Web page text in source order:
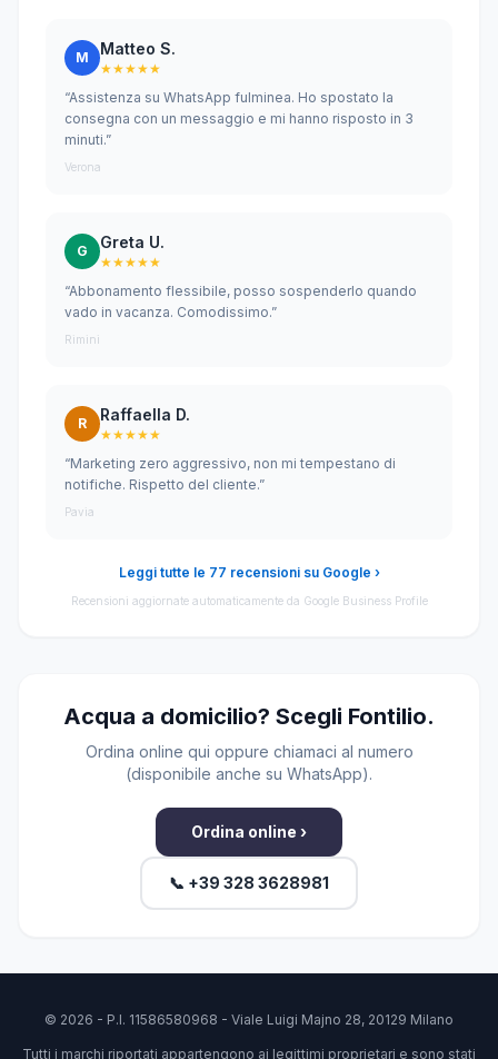
M Matteo S.
★★★★★
“Assistenza su WhatsApp fulminea. Ho spostato la
consegna con un messaggio e mi hanno risposto in 3
minuti.”
Verona
G Greta U.
★★★★★
“Abbonamento flessibile, posso sospenderlo quando
vado in vacanza. Comodissimo.”
Rimini
R Raffaella D.
★★★★★
“Marketing zero aggressivo, non mi tempestano di
notifiche. Rispetto del cliente.”
Pavia
Leggi tutte le 77 recensioni su Google ›
Recensioni aggiornate automaticamente da Google Business Profile
Acqua a domicilio? Scegli Fontilio.
Ordina online qui oppure chiamaci al numero
(disponibile anche su WhatsApp).
Ordina online ›
📞 +39 328 3628981
© 2026 - P.I. 11586580968 - Viale Luigi Majno 28, 20129 Milano
Tutti i marchi riportati appartengono ai legittimi proprietari e sono stati